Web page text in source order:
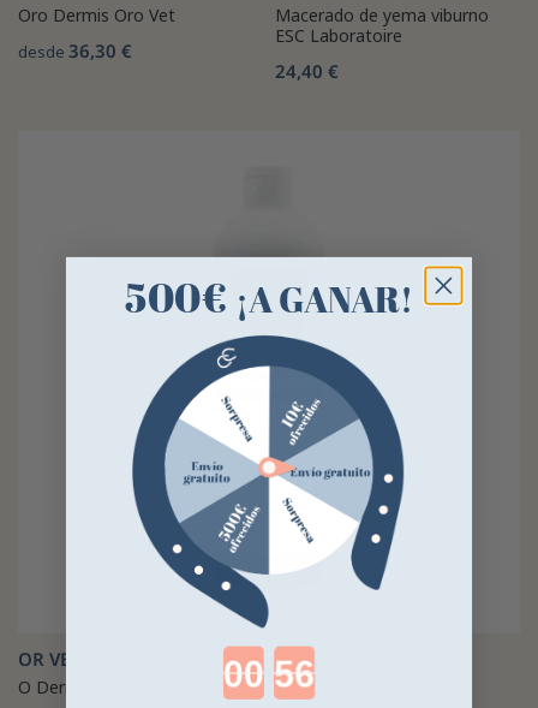
Oro Dermis Oro Vet
desde 36,30 €
Macerado de yema viburno
ESC Laboratoire
24,40 €
OR VET
O Dermitis O Vet
500€ ¡A GANAR!
Countdown ends in: